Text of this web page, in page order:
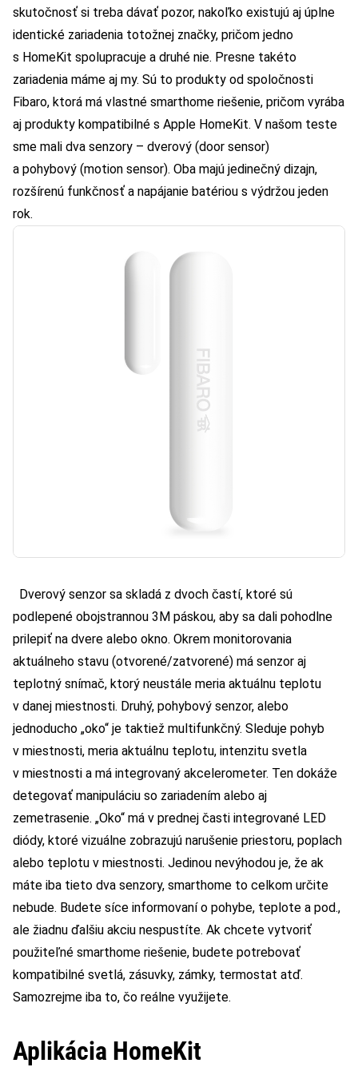
skutočnosť si treba dávať pozor, nakoľko existujú aj úplne
identické zariadenia totožnej značky, pričom jedno
s HomeKit spolupracuje a druhé nie. Presne takéto
zariadenia máme aj my. Sú to produkty od spoločnosti
Fibaro, ktorá má vlastné smarthome riešenie, pričom vyrába
aj produkty kompatibilné s Apple HomeKit. V našom teste
sme mali dva senzory – dverový (door sensor)
a pohybový (motion sensor). Oba majú jedinečný dizajn,
rozšírenú funkčnosť a napájanie batériou s výdržou jeden
rok.
Dverový senzor sa skladá z dvoch častí, ktoré sú
podlepené obojstrannou 3M páskou, aby sa dali pohodlne
prilepiť na dvere alebo okno. Okrem monitorovania
aktuálneho stavu (otvorené/zatvorené) má senzor aj
teplotný snímač, ktorý neustále meria aktuálnu teplotu
v danej miestnosti. Druhý, pohybový senzor, alebo
jednoducho „oko“ je taktiež multifunkčný. Sleduje pohyb
v miestnosti, meria aktuálnu teplotu, intenzitu svetla
v miestnosti a má integrovaný akcelerometer. Ten dokáže
detegovať manipuláciu so zariadením alebo aj
zemetrasenie. „Oko“ má v prednej časti integrované LED
diódy, ktoré vizuálne zobrazujú narušenie priestoru, poplach
alebo teplotu v miestnosti. Jedinou nevýhodou je, že ak
máte iba tieto dva senzory, smarthome to celkom určite
nebude. Budete síce informovaní o pohybe, teplote a pod.,
ale žiadnu ďalšiu akciu nespustíte. Ak chcete vytvoriť
použiteľné smarthome riešenie, budete potrebovať
kompatibilné svetlá, zásuvky, zámky, termostat atď.
Samozrejme iba to, čo reálne využijete.
Aplikácia HomeKit